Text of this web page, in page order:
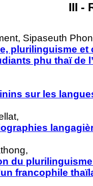
III -
Sipaseuth
plurilinguisme et
phu thaï de
sur les
du
francophile